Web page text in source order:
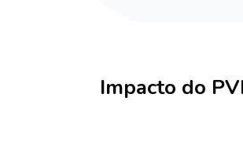
Impacto do